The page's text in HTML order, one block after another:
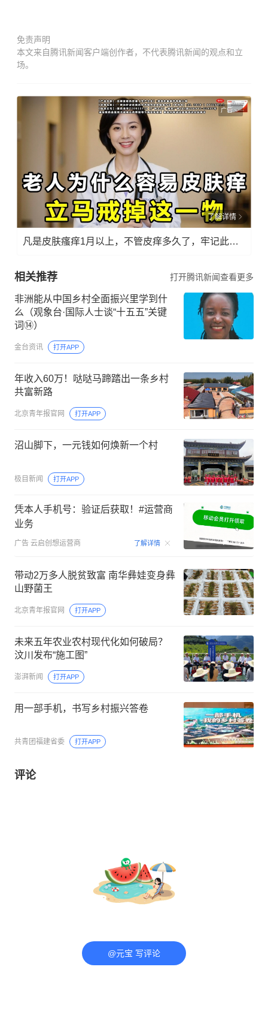
免责声明
本文来自腾讯新闻客户端创作者，不代表腾讯新闻的观点和立
场。
广告
了解详情
凡是皮肤瘙痒1月以上，不管皮痒多久了，牢记此法，快！准！狠！
相关推荐 打开腾讯新闻查看更多
非洲能从中国乡村全面振兴里学到什
么（观象台·国际人士谈“十五五”关键
词⑭）
金台资讯 打开APP
年收入60万！哒哒马蹄踏出一条乡村
共富新路
北京青年报官网 打开APP
沼山脚下，一元钱如何焕新一个村
极目新闻 打开APP
凭本人手机号：验证后获取！#运营商
业务
广告 云启创想运营商 了解详情 00:15
带动2万多人脱贫致富 南华彝娃变身彝
山野菌王
北京青年报官网 打开APP
未来五年农业农村现代化如何破局？
汶川发布“施工图”
澎湃新闻 打开APP
用一部手机，书写乡村振兴答卷
共青团福建省委 打开APP
评论
@元宝 写评论